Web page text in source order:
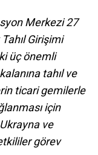
Merkezi 27
Girişimi
üç önemli
tahıl ve
ticari gemilerle
için
ve
görev